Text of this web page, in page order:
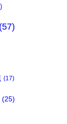
(57)
(17)
(25)